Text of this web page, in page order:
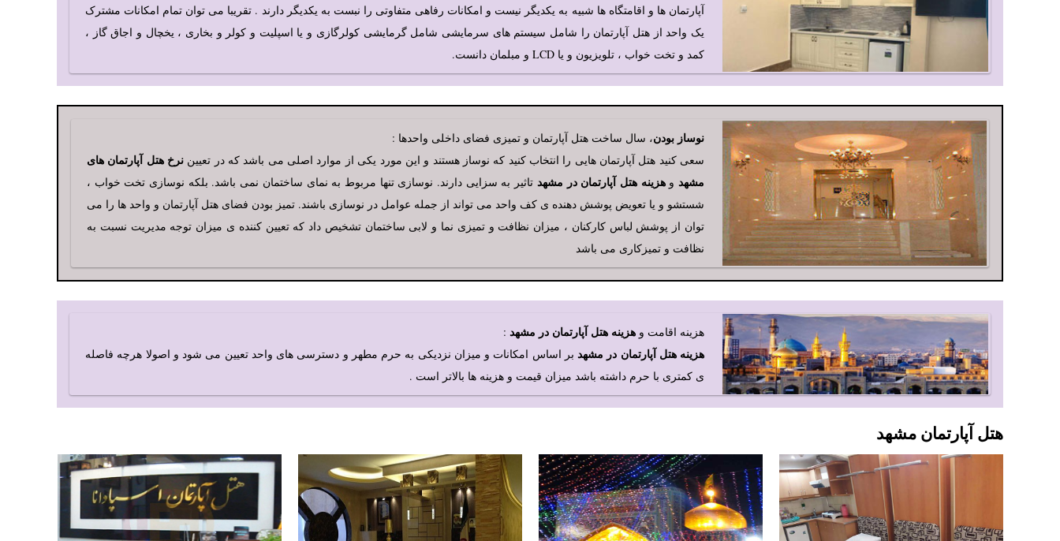
آپارتمان ها و اقامتگاه ها شبیه به یکدیگر نیست و امکانات رفاهی متفاوتی را نبست به یکدیگر دارند . تقریبا می توان تمام امکانات مشترک
یک واحد از هتل آپارتمان را شامل سیستم های سرمایشی شامل گرمایشی کولرگازی و یا اسپلیت و کولر و بخاری ، یخچال و اجاق گاز ،
کمد و تخت خواب ، تلویزیون و یا LCD و مبلمان دانست.
نوساز بودن، سال ساخت هتل آپارتمان و تمیزی فضای داخلی واحدها :
سعی کنید هتل آپارتمان هایی را انتخاب کنید که نوساز هستند و این مورد یکی از موارد اصلی می باشد که در تعیین نرخ هتل آپارتمان های
مشهدوهزینه هتل آپارتمان در مشهد تاثیر به سزایی دارند. نوسازی تنها مربوط به نمای ساختمان نمی باشد. بلکه نوسازی تخت خواب ،
شستشو و یا تعویض پوشش دهنده ی کف واحد می تواند از جمله عوامل در نوسازی باشند. تمیز بودن فضای هتل آپارتمان و واحد ها را می
توان از پوشش لباس کارکنان ، میزان نظافت و تمیزی نما و لابی ساختمان تشخیص داد که تعیین کننده ی میزان توجه مدیریت نسبت به
نظافت و تمیزکاری می باشد
هزینه اقامت و هزینه هتل آپارتمان در مشهد :
هزینه هتل آپارتمان در مشهد بر اساس امکانات و میزان نزدیکی به حرم مطهر و دسترسی های واحد تعیین می شود و اصولا هرچه فاصله
ی کمتری با حرم داشته باشد میزان قیمت و هزینه ها بالاتر است .
هتل آپارتمان مشهد